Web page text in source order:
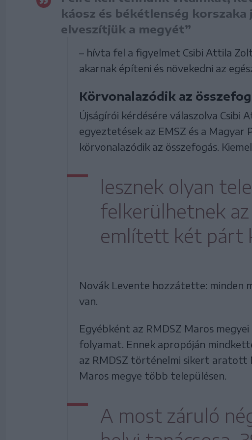
káosz és békétlenség korszaka
elveszítjük a megyét”
– hívta fel a figyelmet Csibi Attila
akarnak építeni és növekedni az
Körvonalazódik az
Újságírói kérdésére válaszolva Csibi
egyeztetések az EMSZ és a Magyar
körvonalazódik az összefogás.
lesznek olyan
felkerülhetnek
említett két párt
Novák Levente hozzátette: minden
van.
Egyébként az RMDSZ Maros
folyamat. Ennek apropóján
az RMDSZ történelmi sikert aratott
Maros megye több településen.
A most záruló